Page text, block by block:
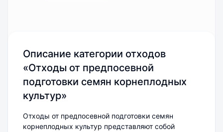
Описание категории отходов
«Отходы от предпосевной
подготовки семян корнеплодных
культур»
Отходы от предпосевной подготовки семян
корнеплодных культур представляют собой